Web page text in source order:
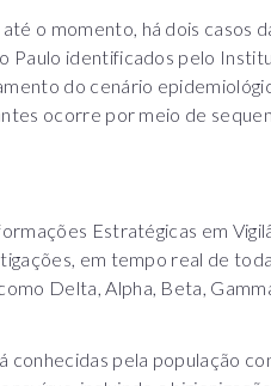
o momento, há dois casos
Paulo identificados pelo
do cenário
ocorre por meio de
Estratégicas em
em tempo real de
Delta, Alpha, Beta,
conhecidas pela população